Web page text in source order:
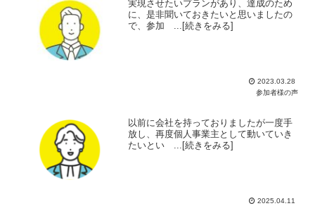
実現させたいプランがあり、達成のため
に、是非聞いておきたいと思いましたの
で、参加 ...[続きをみる]
2023.03.28
参加者様の声
以前に会社を持っておりましたが一度手
放し、再度個人事業主として動いていき
たいとい ...[続きをみる]
2025.04.11